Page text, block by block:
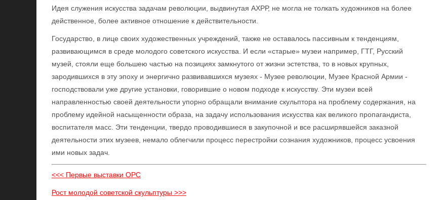
Идея служения искусства задачам революции, выдвинутая АХРР, не могла не толкать художников на более
действенное, более активное отношение к действительности.
Государство, в лице своих художественных учреждений, также не оставалось пассивным к тенденциям,
развивающимся в среде молодого советского искусства. И если «старые» музеи например, ГТГ, Русский
музей, стояли еще большею частью на позициях замкнутого от жизни эстетства, то в новых крупных,
зародившихся в эту эпоху и энергично развивавшихся музеях - Музее революции, Музее Красной Армии -
господствовали уже другие установки, говорившие о новом подходе к искусству. Эти музеи всей
направленностью своей деятельности упорно обращали внимание скульптора на проблему содержания, на
проблему идейной насыщенности образа, на задачу использования искусства как великого пропагандиста,
воспитателя масс. Эти тенденции, твердо проводившиеся в закупочной и все расширявшейся заказной
деятельности этих музеев, немало облегчили процесс перестройки сознания художников, процесс усвоения
ими новых задач.
<<< Первые выставки ОРС
Рост молодой советской скульптуры >>>